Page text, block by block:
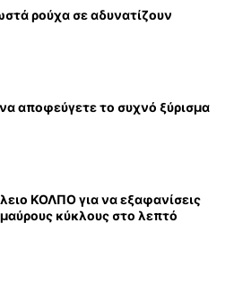
ρούχα σε αδυνατίζουν
αποφεύγετε το συχνό ξύρισμα
ΚΟΛΠΟ για να εξαφανίσεις
κύκλους στο λεπτό